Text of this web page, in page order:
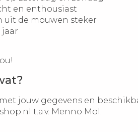
en enthousiast
uit de mouwen steker
jaar
jouw gegevens en
t.a.v. Menno Mol.